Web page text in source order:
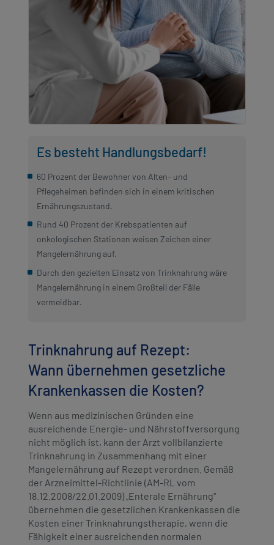
Es besteht Handlungsbedarf!
60 Prozent der Bewohner von Alten- und
Pflegeheimen befinden sich in einem kritischen
Ernährungszustand.
Rund 40 Prozent der Krebspatienten auf
onkologischen Stationen weisen Zeichen einer
Mangelernährung auf.
Durch den gezielten Einsatz von Trinknahrung wäre
Mangelernährung in einem Großteil der Fälle
vermeidbar.
Trinknahrung auf Rezept:
Wann übernehmen gesetzliche
Krankenkassen die Kosten?
Wenn aus medizinischen Gründen eine
ausreichende Energie- und Nährstoffversorgung
nicht möglich ist, kann der Arzt vollbilanzierte
Trinknahrung in Zusammenhang mit einer
Mangelernährung auf Rezept verordnen. Gemäß
der Arzneimittel-Richtlinie (AM-RL vom
18.12.2008/22.01.2009) „Enterale Ernährung“
übernehmen die gesetzlichen Krankenkassen die
Kosten einer Trinknahrungstherapie, wenn die
Fähigkeit einer ausreichenden normalen